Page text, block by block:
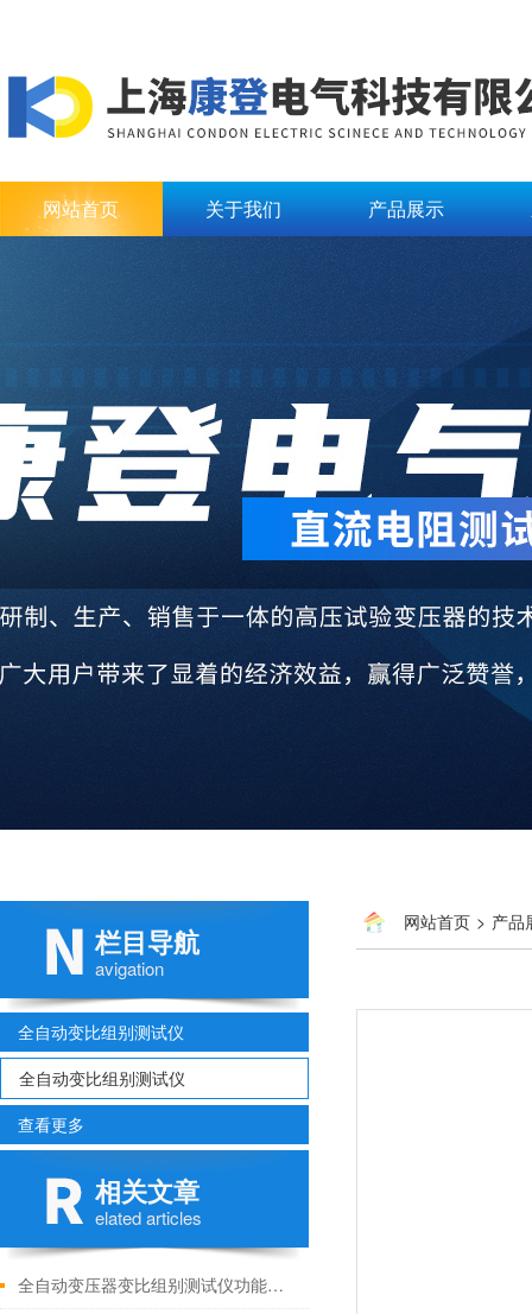
网站首页 关于我们 产品展示
栏目导航
avigation
全自动变比组别测试仪
全自动变比组别测试仪
查看更多
相关文章
elated articles
全自动变压器变比组别测试仪功能特点
网站首页 > 产品